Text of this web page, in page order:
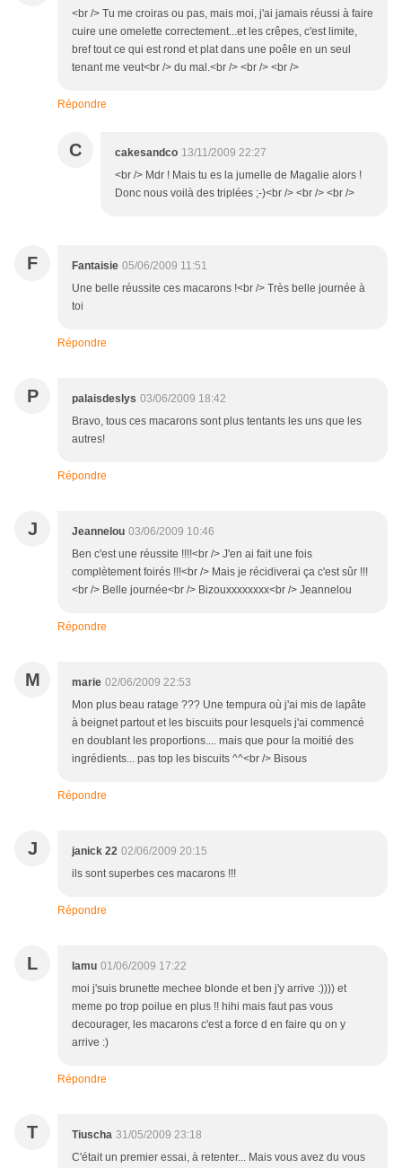
<br /> Tu me croiras ou pas, mais moi, j'ai jamais réussi à faire
cuire une omelette correctement...et les crêpes, c'est limite,
bref tout ce qui est rond et plat dans une poêle en un seul
tenant me veut<br /> du mal.<br /> <br /> <br />
Répondre
C cakesandco 13/11/2009 22:27
<br /> Mdr ! Mais tu es la jumelle de Magalie alors !
Donc nous voilà des triplées ;-)<br /> <br /> <br />
F Fantaisie 05/06/2009 11:51
Une belle réussite ces macarons !<br /> Très belle journée à
toi
Répondre
P palaisdeslys 03/06/2009 18:42
Bravo, tous ces macarons sont plus tentants les uns que les
autres!
Répondre
J Jeannelou 03/06/2009 10:46
Ben c'est une réussite !!!!<br /> J'en ai fait une fois
complètement foirés !!!<br /> Mais je récidiverai ça c'est sûr !!!
<br /> Belle journée<br /> Bizouxxxxxxxx<br /> Jeannelou
Répondre
M marie 02/06/2009 22:53
Mon plus beau ratage ??? Une tempura où j'ai mis de lapâte
à beignet partout et les biscuits pour lesquels j'ai commencé
en doublant les proportions.... mais que pour la moitié des
ingrédients... pas top les biscuits ^^<br /> Bisous
Répondre
J janick 22 02/06/2009 20:15
ils sont superbes ces macarons !!!
Répondre
L lamu 01/06/2009 17:22
moi j'suis brunette mechee blonde et ben j'y arrive :)))) et
meme po trop poilue en plus !! hihi mais faut pas vous
decourager, les macarons c'est a force d en faire qu on y
arrive :)
Répondre
T Tiuscha 31/05/2009 23:18
C'était un premier essai, à retenter... Mais vous avez du vous